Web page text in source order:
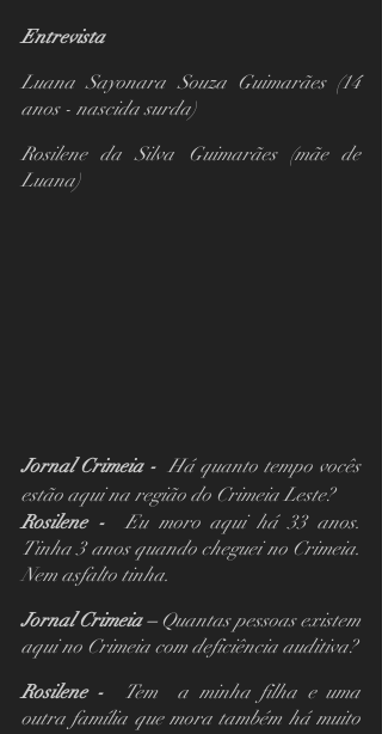
Entrevista
Luana Sayonara Souza Guimarães (14
anos - nascida surda)
Rosilene da Silva Guimarães (mãe de
Luana)
Jornal Crimeia - Há quanto tempo vocês
estão aqui na região do Crimeia Leste?
Rosilene - Eu moro aqui há 33 anos.
Tinha 3 anos quando cheguei no Crimeia.
Nem asfalto tinha.
Jornal Crimeia – Quantas pessoas existem
aqui no Crimeia com deficiência auditiva?
Rosilene - Tem  a minha filha e uma
outra família que mora também há muito